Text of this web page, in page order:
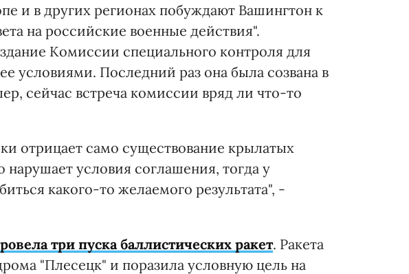
и в других регионах побуждают Вашингтон к
на российские военные действия".
Комиссии специального контроля для
условиями. Последний раз она была созвана в
сейчас встреча комиссии вряд ли что-то
отрицает само существование крылатых
нарушает условия соглашения, тогда у
какого-то желаемого результата", -
три пуска баллистических ракет. Ракета
"Плесецк" и поразила условную цель на